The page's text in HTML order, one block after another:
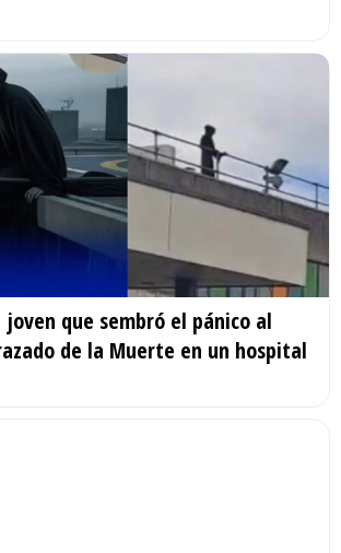
que sembró el pánico al
de la Muerte en un hospital